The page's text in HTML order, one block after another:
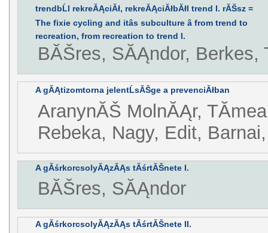
trendbĹl rekreĂĄciĂł, rekreĂĄciĂłbĂłl trend I. rĂŠsz =
The fixie cycling and itâs subculture â from trend to
recreation, from recreation to trend I.
BĂŠres, SĂĄndor, Berkes,
A gĂĄtizomtorna jelentĹsĂŠge a prevenciĂłban
AranynĂŠ MolnĂĄr,
Rebeka, Nagy, Edit,
A gĂśrkorcsolyĂĄzĂĄs tĂśrtĂŠnete I.
BĂŠres, SĂĄndor
A gĂśrkorcsolyĂĄzĂĄs tĂśrtĂŠnete II.